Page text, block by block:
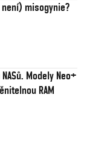
misogynie?
Modely Neo+
RAM